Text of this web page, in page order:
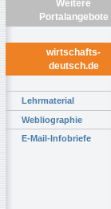
Weitere
Portalangebote
wirtschafts-
deutsch.de
Lehrmaterial
Webliographie
E-Mail-Infobriefe